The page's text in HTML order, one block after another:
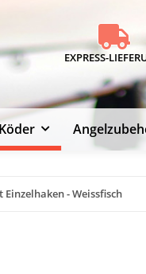
EXPRESS-
Köder
- Weissfisch